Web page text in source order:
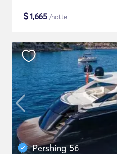
$1,665 /notte
Pershing 56